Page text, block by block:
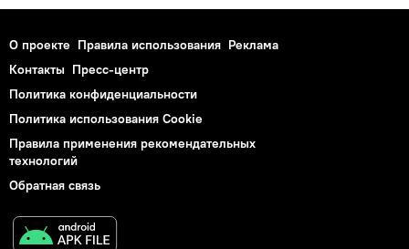
О проекте Правила использования Реклама
Контакты Пресс-центр
Политика конфиденциальности
Политика использования Cookie
Правила применения рекомендательных
технологий
Обратная связь